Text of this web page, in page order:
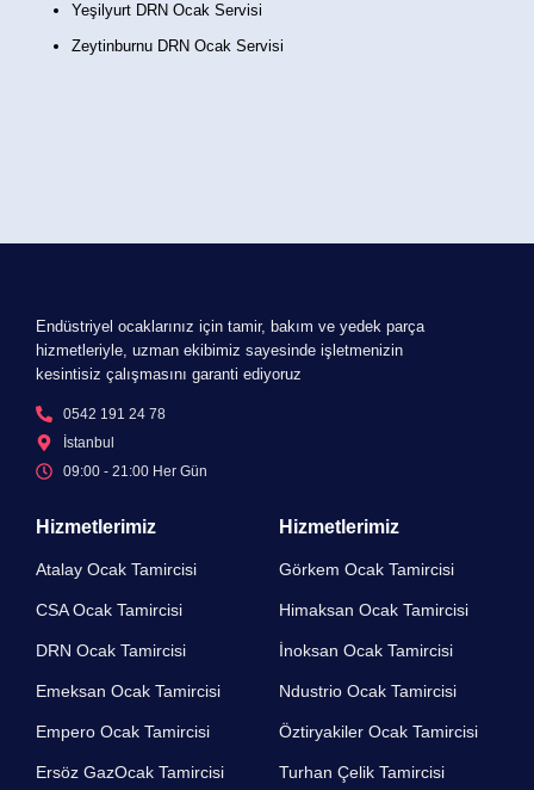
Yeşilyurt DRN Ocak Servisi
Zeytinburnu DRN Ocak Servisi
Endüstriyel ocaklarınız için tamir, bakım ve yedek parça
hizmetleriyle, uzman ekibimiz sayesinde işletmenizin
kesintisiz çalışmasını garanti ediyoruz
0542 191 24 78
İstanbul
09:00 - 21:00 Her Gün​
Hizmetlerimiz
Atalay Ocak Tamircisi
CSA Ocak Tamircisi
DRN Ocak Tamircisi​
Emeksan Ocak Tamircisi​
Empero Ocak Tamircisi​
Ersöz GazOcak Tamircisi​
Hizmetlerimiz
Görkem Ocak Tamircisi
Himaksan Ocak Tamircisi
İnoksan Ocak Tamircisi
Ndustrio Ocak Tamircisi
Öztiryakiler Ocak Tamircisi
Turhan Çelik Tamircisi